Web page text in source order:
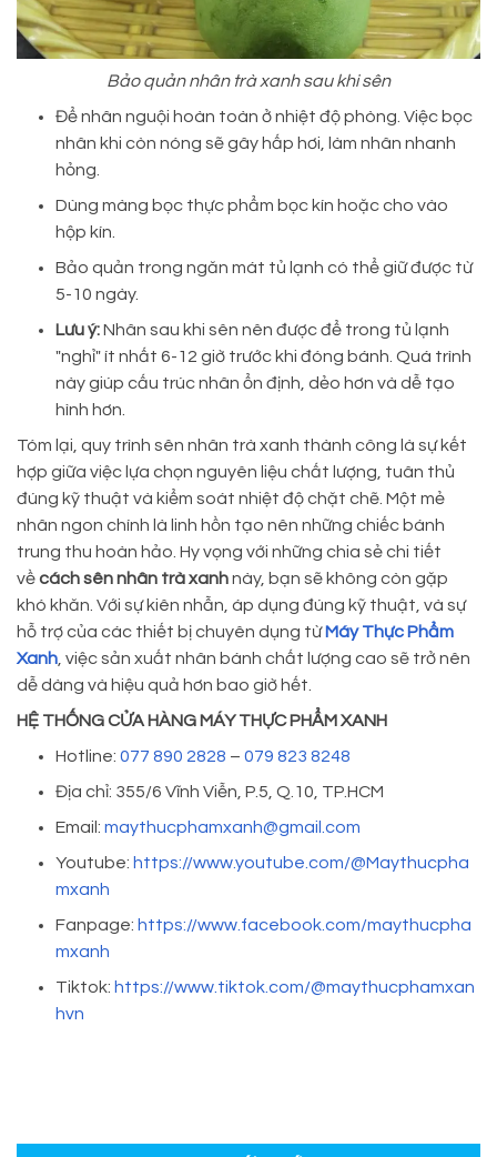
Bảo quản nhân trà xanh sau khi sên
Để nhân nguội hoàn toàn ở nhiệt độ phòng. Việc bọc
nhân khi còn nóng sẽ gây hấp hơi, làm nhân nhanh
hỏng.
Dùng màng bọc thực phẩm bọc kín hoặc cho vào
hộp kín.
Bảo quản trong ngăn mát tủ lạnh có thể giữ được từ
5-10 ngày.
Lưu ý:Nhân sau khi sên nên được để trong tủ lạnh
"nghỉ" ít nhất 6-12 giờ trước khi đóng bánh. Quá trình
này giúp cấu trúc nhân ổn định, dẻo hơn và dễ tạo
hình hơn.
Tóm lại, quy trình sên nhân trà xanh thành công là sự kết
hợp giữa việc lựa chọn nguyên liệu chất lượng, tuân thủ
đúng kỹ thuật và kiểm soát nhiệt độ chặt chẽ. Một mẻ
nhân ngon chính là linh hồn tạo nên những chiếc bánh
trung thu hoàn hảo. Hy vọng với những chia sẻ chi tiết
vềcách sên nhân trà xanhnày, bạn sẽ không còn gặp
khó khăn. Với sự kiên nhẫn, áp dụng đúng kỹ thuật, và sự
hỗ trợ của các thiết bị chuyên dụng từMáy Thực Phẩm
Xanh , việc sản xuất nhân bánh chất lượng cao sẽ trở nên
dễ dàng và hiệu quả hơn bao giờ hết.
HỆ THỐNG CỬA HÀNG MÁY THỰC PHẨM XANH
Hotline: 077 890 2828 – 079 823 8248
Địa chỉ: 355/6 Vĩnh Viễn, P.5, Q.10, TP.HCM
Email: maythucphamxanh@gmail.com
Youtube: https://www.youtube.com/@Maythucpha
mxanh
Fanpage: https://www.facebook.com/maythucpha
mxanh
Tiktok: https://www.tiktok.com/@maythucphamxan
hvn